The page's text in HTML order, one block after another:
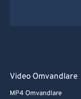
Video Omvandlare
MP4 Omvandlare